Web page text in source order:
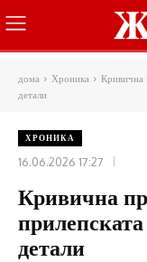
дома Хроника
Кривична
детали
ХРОНИКА
16.06.2026 17:27
Кривична
детали